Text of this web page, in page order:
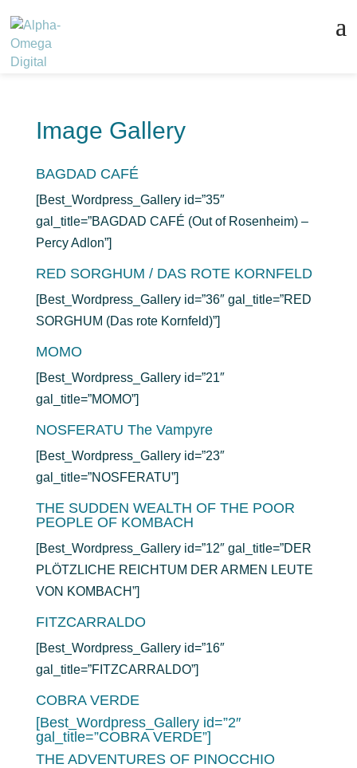
Image Gallery
BAGDAD CAFÉ
[Best_Wordpress_Gallery id=”35″
gal_title=”BAGDAD CAFÉ (Out of Rosenheim) –
Percy Adlon”]
RED SORGHUM / DAS ROTE KORNFELD
[Best_Wordpress_Gallery id=”36″ gal_title=”RED
SORGHUM (Das rote Kornfeld)”]
MOMO
[Best_Wordpress_Gallery id=”21″
gal_title=”MOMO”]
NOSFERATU The Vampyre
[Best_Wordpress_Gallery id=”23″
gal_title=”NOSFERATU”]
THE SUDDEN WEALTH OF THE POOR
PEOPLE OF KOMBACH
[Best_Wordpress_Gallery id=”12″ gal_title=”DER
PLÖTZLICHE REICHTUM DER ARMEN LEUTE
VON KOMBACH”]
FITZCARRALDO
[Best_Wordpress_Gallery id=”16″
gal_title=”FITZCARRALDO”]
COBRA VERDE
[Best_Wordpress_Gallery id=”2″
gal_title=”COBRA VERDE”]
THE ADVENTURES OF PINOCCHIO